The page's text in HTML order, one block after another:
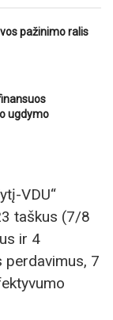
pažinimo ralis
ugdymo
VDU“
taškus (7/8
ir 4
perdavimus, 7